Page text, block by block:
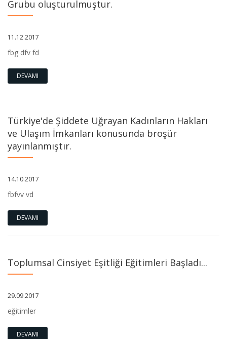
Grubu oluşturulmuştur.
11.12.2017
fbg dfv fd
DEVAMI
Türkiye'de Şiddete Uğrayan Kadınların Hakları
ve Ulaşım İmkanları konusunda broşür
yayınlanmıştır.
14.10.2017
fbfvv vd
DEVAMI
Toplumsal Cinsiyet Eşitliği Eğitimleri Başladı...
29.09.2017
eğitimler
DEVAMI